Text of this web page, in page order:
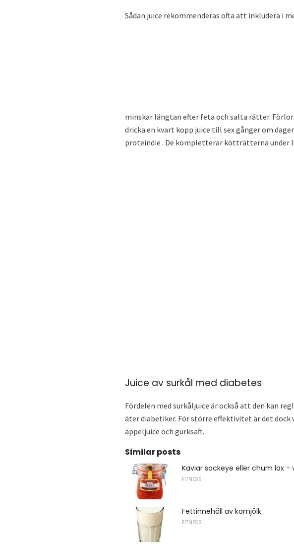
Sådan juice rekommenderas ofta att inkludera i
minskar längtan efter feta och salta rätter.
dricka en kvart kopp juice till sex gånger om
proteindie . De kompletterar kötträtterna under
Juice av surkål med diabetes
Fördelen med surkåljuice är också att den kan
äter diabetiker. För större effektivitet är det
äppeljuice och gurksaft.
Similar posts
Kaviar sockeye eller chum lax -
FITNESS
Fettinnehåll av komjölk
FITNESS